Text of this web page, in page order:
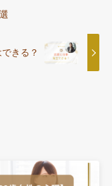
きる？